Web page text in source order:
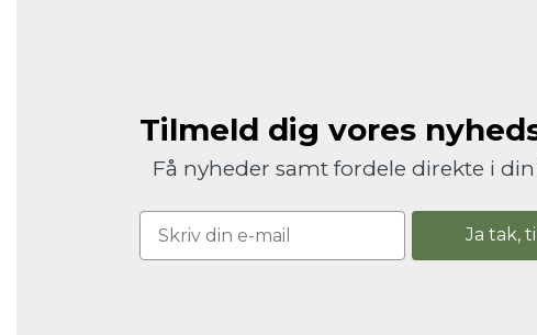
Tilmeld dig vores
Få nyheder samt fordele direkte i
Ja tak,